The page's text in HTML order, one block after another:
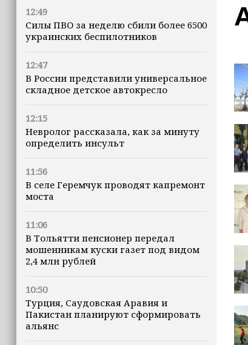
12:49
Силы ПВО за неделю сбили более 6500
украинских беспилотников
12:47
В России представили универсальное
складное детское автокресло
12:15
Невролог рассказала, как за минуту
определить инсульт
11:56
В селе Геремчук проводят капремонт
моста
11:06
В Тольятти пенсионер передал
мошенникам куски газет под видом
2,4 млн рублей
10:50
Турция, Саудовская Аравия и
Пакистан планируют сформировать
альянс